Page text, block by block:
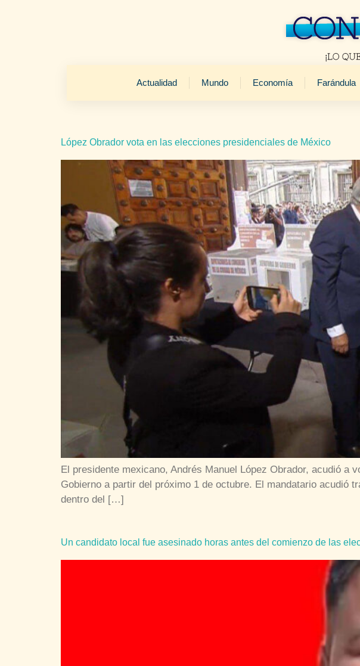
Actualidad Mundo Economía Farándula
López Obrador vota en las elecciones presidenciales de México
El presidente mexicano, Andrés Manuel López Obrador, acudió a
Gobierno a partir del próximo 1 de octubre. El mandatario acudió
dentro del […]
Un candidato local fue asesinado horas antes del comienzo de las